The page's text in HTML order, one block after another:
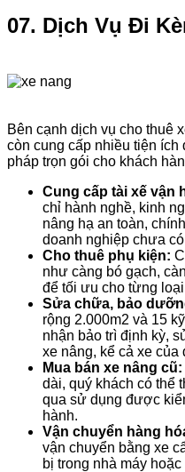
07. Dịch Vụ Đi
Bên cạnh dịch vụ cho thuê
còn cung cấp nhiều tiện ích
pháp trọn gói cho khách
Cung cấp tài xế vận
chỉ hành nghề, kinh
nâng hạ an toàn,
doanh nghiệp chưa
Cho thuê phụ kiện:
như càng bó gạch,
để tối ưu cho từng
Sửa chữa, bảo
rộng 2.000m2 và 15
nhận bảo trì định kỳ,
xe nâng, kể cả xe
Mua bán xe nâng cũ:
dài, quý khách có thể
qua sử dụng được
hành.
Vận chuyển hàng
vận chuyển bằng xe
bị trong nhà máy